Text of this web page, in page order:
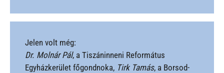
Jelen volt még:
Dr. Molnár Pál, a Tiszáninneni Református
Egyházkerület főgondnoka, Tirk Tamás, a Borsod-